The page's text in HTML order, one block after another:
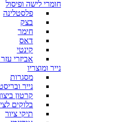
חומרי לישה ופיסול
פלסטלינה
בצק
חימר
דאס
קינטי
אביזרי
נייר ומוצריו
מסגרות
נייר
קרטון
בלוקים
תיקי ציור